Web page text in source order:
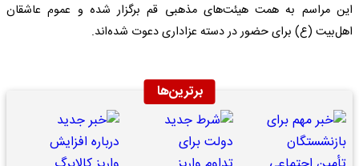
این مراسم به همت هیئت‌های مذهبی قم برگزار شده و عموم عاشقان
اهل‌بیت (ع) برای حضور در دسته عزاداری دعوت شده‌اند.
برترین‌ها